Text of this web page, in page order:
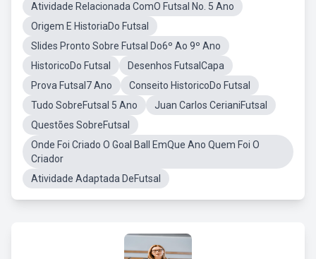
Atividade Relacionada ComO Futsal No. 5 Ano
Origem E HistoriaDo Futsal
Slides Pronto Sobre Futsal Do6º Ao 9º Ano
HistoricoDo Futsal
Desenhos FutsalCapa
Prova Futsal7 Ano
Conseito HistoricoDo Futsal
Tudo SobreFutsal 5 Ano
Juan Carlos CerianiFutsal
Questões SobreFutsal
Onde Foi Criado O Goal Ball EmQue Ano Quem Foi O
Criador
Atividade Adaptada DeFutsal